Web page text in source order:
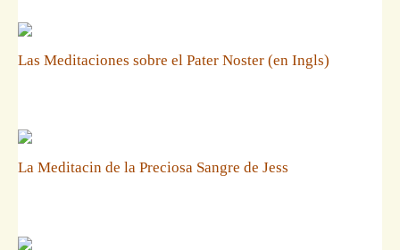
Las Meditaciones sobre el Pater Noster (en Ingls)
La Meditacin de la Preciosa Sangre de Jess